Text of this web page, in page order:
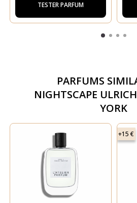
TESTER PARFUM
PARFUMS
NIGHTSCAPE
YORK
+15 €